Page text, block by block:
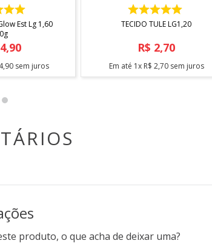
Est Lg 1,60
,90
,90 sem juros
COMPRAR
TECIDO TULE LG1,20
R$ 2,70
Em até 1x R$ 2,70sem juros
produto, o que acha de deixar uma?